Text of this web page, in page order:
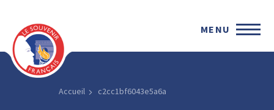
MENU
Accueil c2cc1bf6043e5a6a